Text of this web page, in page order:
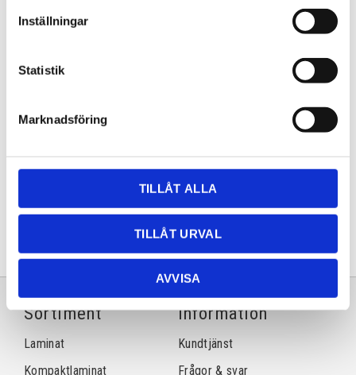
Inställningar
Statistik
Marknadsföring
TILLÅT ALLA
TILLÅT URVAL
AVVISA
2 504,00KR
Lagervara
Artikelnr
frankesmartsrx21050tl
Dela med dig
Facebook
TwitterLinkedIn
Sortiment
Laminat
Kompaktlaminat
Information
Kundtjänst
Frågor & svar